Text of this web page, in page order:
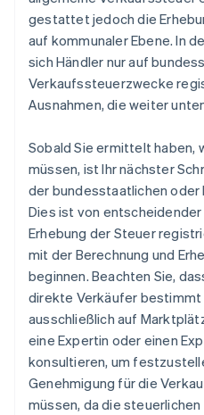
gestattet jedoch die
auf kommunaler Ebene. In
sich Händler nur auf
Verkaufssteuerzwecke
Ausnahmen, die weiter
Sobald Sie ermittelt haben,
müssen, ist Ihr nächster
der bundesstaatlichen
Dies ist von
Erhebung der Steuer
mit der Berechnung und
beginnen. Beachten Sie,
direkte Verkäufer bestimmt
ausschließlich auf
eine Expertin oder einen
konsultieren, um
Genehmigung für die
müssen, da die